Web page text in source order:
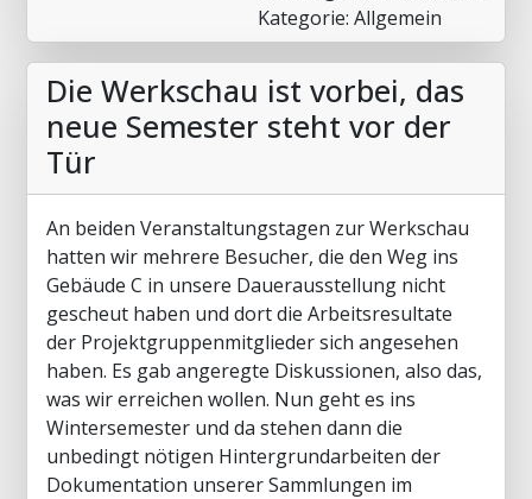
Kategorie: Allgemein
Die Werkschau ist vorbei, das
neue Semester steht vor der
Tür
An beiden Veranstaltungstagen zur Werkschau
hatten wir mehrere Besucher, die den Weg ins
Gebäude C in unsere Dauerausstellung nicht
gescheut haben und dort die Arbeitsresultate
der Projektgruppenmitglieder sich angesehen
haben. Es gab angeregte Diskussionen, also das,
was wir erreichen wollen. Nun geht es ins
Wintersemester und da stehen dann die
unbedingt nötigen Hintergrundarbeiten der
Dokumentation unserer Sammlungen im